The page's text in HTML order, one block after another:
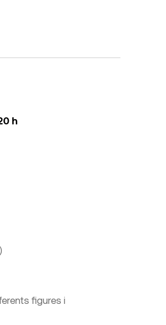
h
figures i